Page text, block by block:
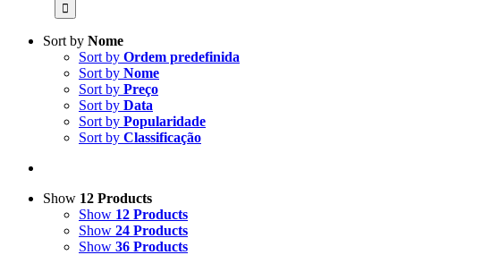
Sort by Nome
Sort by Ordem predefinida
Sort by Nome
Sort by Preço
Sort by Data
Sort by Popularidade
Sort by Classificação
Show 12 Products
Show 12 Products
Show 24 Products
Show 36 Products